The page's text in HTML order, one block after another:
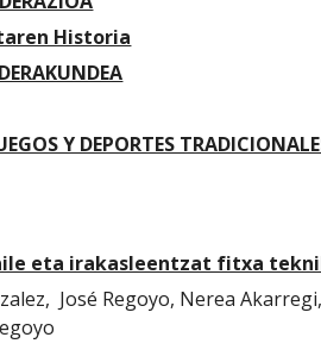
Historia
Y DEPORTES
eta irakasleentzat fitxa
José Regoyo, Nerea